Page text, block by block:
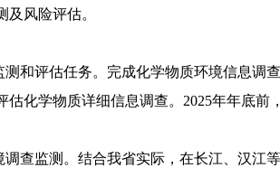
及风险评估。
测和评估任务。完成化学物质环境信息调
估化学物质详细信息调查。2025年年底
调查监测。结合我省实际，在长江、汉江